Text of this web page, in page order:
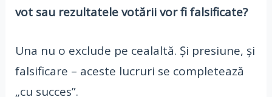
vot sau rezultatele votării vor fi falsificate?
Una nu o exclude pe cealaltă. Și presiune, și
falsificare – aceste lucruri se completează
„cu succes”.